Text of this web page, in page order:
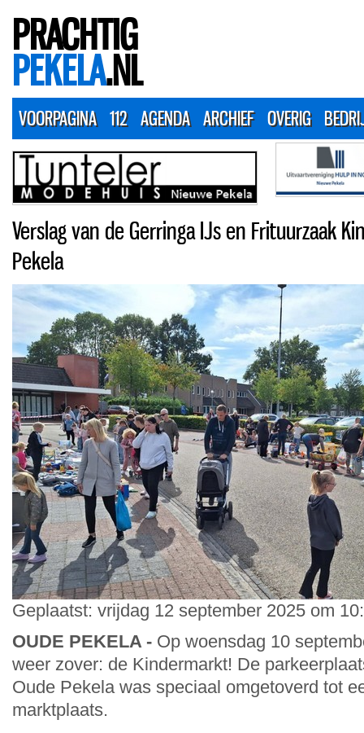
PRACHTIG
PEKELA.NL
VOORPAGINA 112 AGENDA ARCHIEF OVERIG
Verslag van de Gerringa IJs en Frituurzaak
Pekela
Geplaatst: vrijdag 12 september 2025 om
OUDE PEKELA - Op woensdag 10
weer zover: de Kindermarkt! De
Oude Pekela was speciaal omgetoverd tot
marktplaats.